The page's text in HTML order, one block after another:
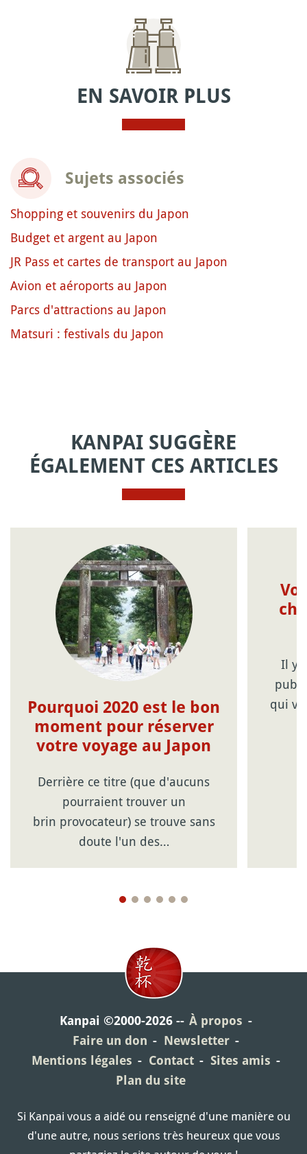
EN SAVOIR PLUS
Sujets associés
Shopping et souvenirs du Japon
Budget et argent au Japon
JR Pass et cartes de transport au Japon
Avion et aéroports au Japon
Parcs d'attractions au Japon
Matsuri : festivals du Japon
KANPAI SUGGÈRE
ÉGALEMENT CES ARTICLES
Pourquoi 2020 est le bon
moment pour réserver
votre voyage au Japon
Derrière ce titre (que d'aucuns
pourraient trouver un
brin provocateur) se trouve sans
doute l'un des…
Il y
qui
Kanpai ©2000-2026
À propos
Faire un don
Newsletter
Mentions légales
Contact
Sites amis
Plan du site
Si Kanpai vous a aidé ou renseigné d'une manière ou
d'une autre, nous serions très heureux que vous